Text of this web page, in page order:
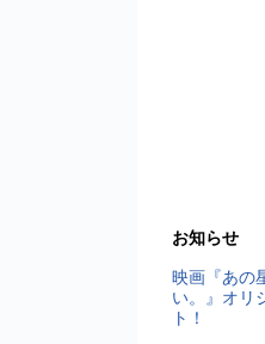
お知らせ
映画『あの
い。』オリ
ト！